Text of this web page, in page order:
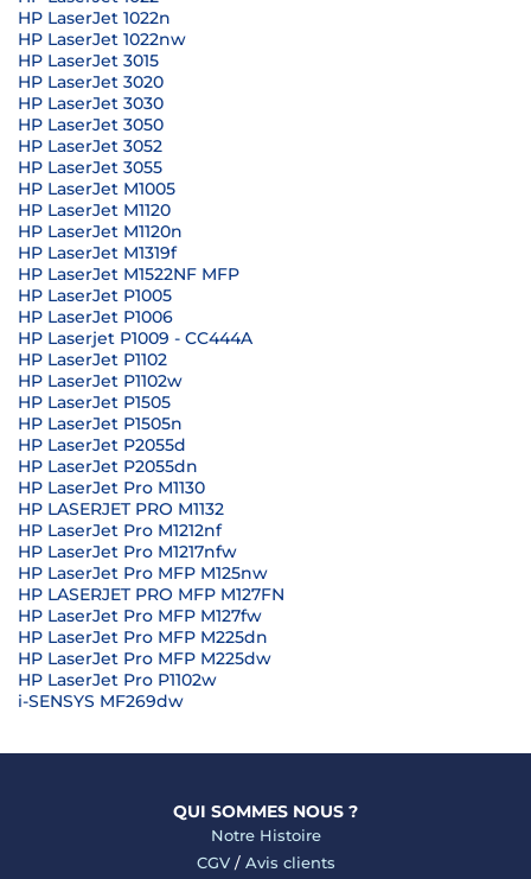
HP LaserJet 1022n
HP LaserJet 1022nw
HP LaserJet 3015
HP LaserJet 3020
HP LaserJet 3030
HP LaserJet 3050
HP LaserJet 3052
HP LaserJet 3055
HP LaserJet M1005
HP LaserJet M1120
HP LaserJet M1120n
HP LaserJet M1319f
HP LaserJet M1522NF MFP
HP LaserJet P1005
HP LaserJet P1006
HP Laserjet P1009 - CC444A
HP LaserJet P1102
HP LaserJet P1102w
HP LaserJet P1505
HP LaserJet P1505n
HP LaserJet P2055d
HP LaserJet P2055dn
HP LaserJet Pro M1130
HP LASERJET PRO M1132
HP LaserJet Pro M1212nf
HP LaserJet Pro M1217nfw
HP LaserJet Pro MFP M125nw
HP LASERJET PRO MFP M127FN
HP LaserJet Pro MFP M127fw
HP LaserJet Pro MFP M225dn
HP LaserJet Pro MFP M225dw
HP LaserJet Pro P1102w
i-SENSYS MF269dw
QUI SOMMES NOUS ?
Notre Histoire
CGV/ Avis clients